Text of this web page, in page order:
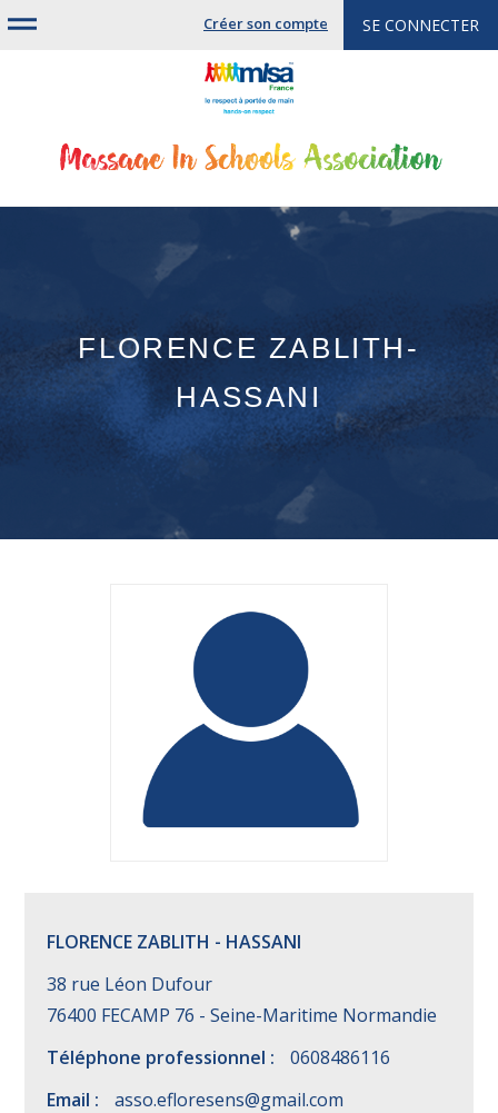
Jump
Créer son compte SE CONNECTER
FLORENCE ZABLITH-
HASSANI
FLORENCE ZABLITH - HASSANI
38 rue Léon Dufour
76400 FECAMP 76 - Seine-Maritime Normandie
Téléphone professionnel :
0608486116
Email :
asso.efloresens@gmail.com